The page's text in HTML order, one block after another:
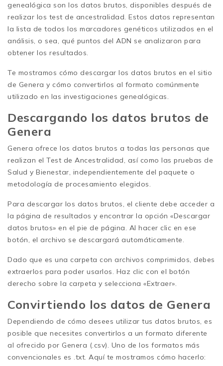
genealógica son los datos brutos, disponibles después de
realizar los test de ancestralidad. Estos datos representan
la lista de todos los marcadores genéticos utilizados en el
análisis, o sea, qué puntos del ADN se analizaron para
obtener los resultados.
Te mostramos cómo descargar los datos brutos en el sitio
de Genera y cómo convertirlos al formato comúnmente
utilizado en las investigaciones genealógicas.
Descargando los datos brutos de
Genera
Genera ofrece los datos brutos a todas las personas que
realizan el Test de Ancestralidad, así como las pruebas de
Salud y Bienestar, independientemente del paquete o
metodología de procesamiento elegidos.
Para descargar los datos brutos, el cliente debe acceder a
la página de resultados y encontrar la opción «Descargar
datos brutos» en el pie de página. Al hacer clic en ese
botón, el archivo se descargará automáticamente.
Dado que es una carpeta con archivos comprimidos, debes
extraerlos para poder usarlos. Haz clic con el botón
derecho sobre la carpeta y selecciona «Extraer».
Convirtiendo los datos de Genera
Dependiendo de cómo desees utilizar tus datos brutos, es
posible que necesites convertirlos a un formato diferente
al ofrecido por Genera (.csv). Uno de los formatos más
convencionales es .txt. Aquí te mostramos cómo hacerlo: